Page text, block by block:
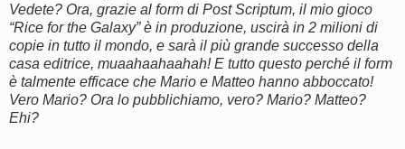
Vedete? Ora, grazie al form di Post Scriptum, il mio gioco
“Rice for the Galaxy” è in produzione, uscirà in 2 milioni di
copie in tutto il mondo, e sarà il più grande successo della
casa editrice, muaahaahaahah! E tutto questo perché il form
è talmente efficace che Mario e Matteo hanno abboccato!
Vero Mario? Ora lo pubblichiamo, vero? Mario? Matteo?
Ehi?